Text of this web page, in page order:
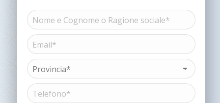
Nome
e
Cognome
o
Ragione
sociale*
(Obbligatorio)
Nome
Email*
(Obbligatorio)
Provincia*
(Obbligatorio)
Telefono*
(Obbligatorio)